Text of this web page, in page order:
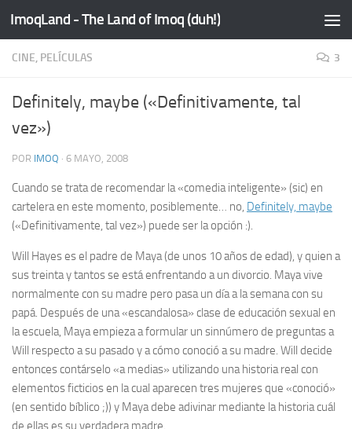
Saltar al contenido
ImoqLand - The Land of Imoq (duh!)
CINE, PELÍCULAS 3
Definitely, maybe («Definitivamente, tal
vez»)
POR IMOQ · 6 MAYO, 2008
Cuando se trata de recomendar la «comedia inteligente» (sic) en
cartelera en este momento, posiblemente… no, Definitely, maybe
(«Definitivamente, tal vez») puede ser la opción :).
Will Hayes es el padre de Maya (de unos 10 años de edad), y quien a
sus treinta y tantos se está enfrentando a un divorcio. Maya vive
normalmente con su madre pero pasa un día a la semana con su
papá. Después de una «escandalosa» clase de educación sexual en
la escuela, Maya empieza a formular un sinnúmero de preguntas a
Will respecto a su pasado y a cómo conoció a su madre. Will decide
entonces contárselo «a medias» utilizando una historia real con
elementos ficticios en la cual aparecen tres mujeres que «conoció»
(en sentido bíblico ;)) y Maya debe adivinar mediante la historia cuál
de ellas es su verdadera madre.